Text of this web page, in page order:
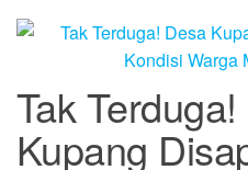
Tak
Kupang